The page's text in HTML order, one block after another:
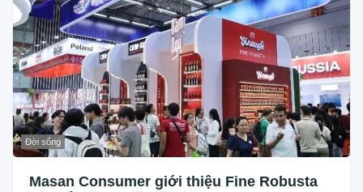
Đời sống
Masan Consumer giới thiệu Fine Robusta